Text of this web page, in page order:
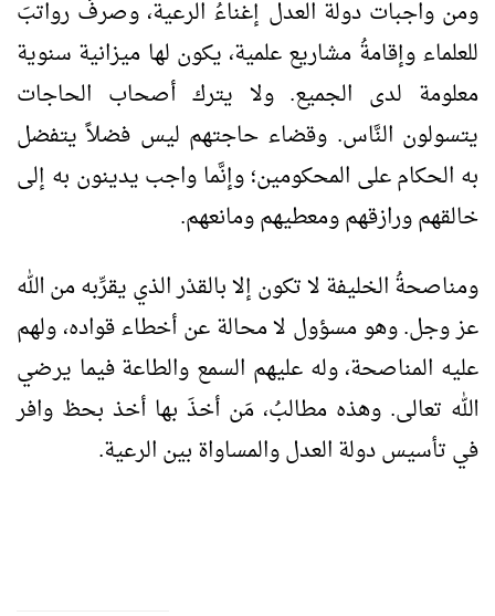
ومن واجبات دولة العدل إغناءُ الرعية، وصرفُ رواتبَ
للعلماء وإقامةُ مشاريع علمية، يكون لها ميزانية سنوية
معلومة لدى الجميع. ولا يترك أصحاب الحاجات
يتسولون النَّاس. وقضاء حاجتهم ليس فضلاً يتفضل
به الحكام على المحكومين؛ وإنَّما واجب يدينون به إلى
خالقهم ورازقهم ومعطيهم ومانعهم.
ومناصحةُ الخليفة لا تكون إلا بالقدْر الذي يقرِّبه من الله
عز وجل. وهو مسؤول لا محالة عن أخطاء قواده، ولهم
عليه المناصحة، وله عليهم السمع والطاعة فيما يرضي
الله تعالى. وهذه مطالبُ، مَن أخذَ بها أخذ بحظ وافر
في تأسيس دولة العدل والمساواة بين الرعية.